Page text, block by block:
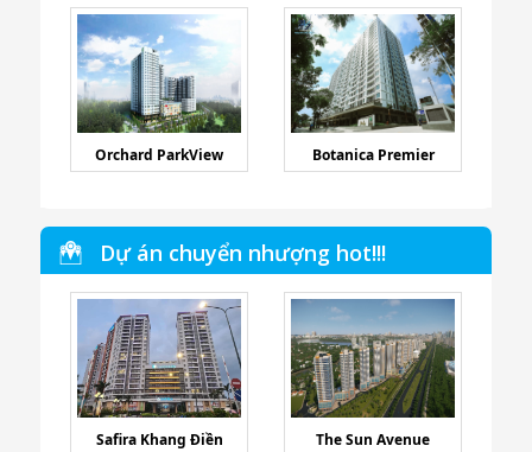
Orchard ParkView Botanica Premier
Dự án chuyển nhượng hot!!!
Safira Khang Điền The Sun Avenue